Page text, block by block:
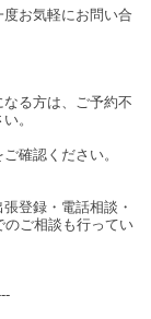
お気軽にお問い合
る方は、ご予約不
。
確認ください。
登録・電話相談・
ご相談も行ってい